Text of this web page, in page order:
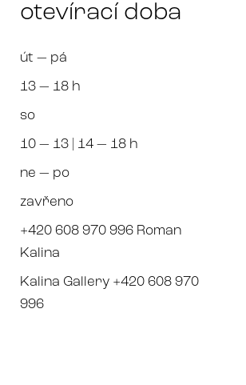
otevírací doba
út — pá
13 — 18 h
so
10 — 13 | 14 — 18 h
ne — po
zavřeno
+420 608 970 996 Roman
Kalina
Kalina Gallery +420 608 970
996